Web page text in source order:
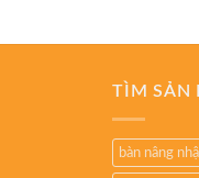
TÌM SẢN
bàn nâng